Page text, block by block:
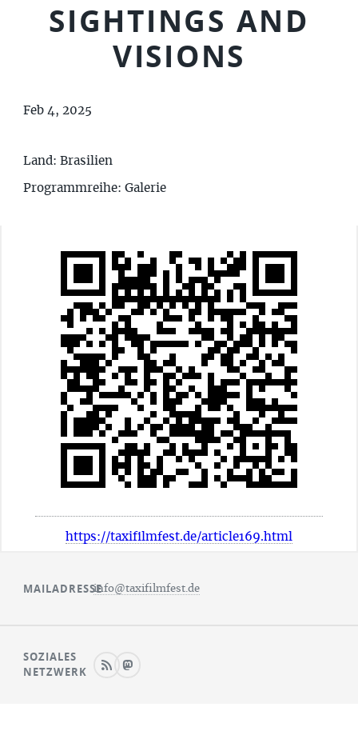
SIGHTINGS AND
VISIONS
Feb 4, 2025
Land: Brasilien
Programmreihe: Galerie
https://taxifilmfest.de/article169.html
MAILADRESSEinfo@taxifilmfest.de
SOZIALES
NETZWERK